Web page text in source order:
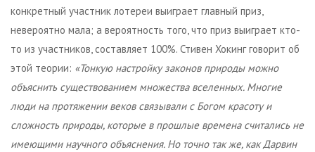
конкретный участник лотереи выиграет главный приз,
невероятно мала; а вероятность того, что приз выиграет кто-
то из участников, составляет 100%. Стивен Хокинг говорит об
этой теории: «Тонкую настройку законов природы можно
объяснить существованием множества вселенных. Многие
люди на протяжении веков связывали с Богом красоту и
сложность природы, которые в прошлые времена считались не
имеющими научного объяснения. Но точно так же, как Дарвин